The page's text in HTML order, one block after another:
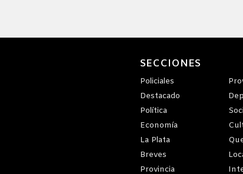
SECCIONES
Policiales
Destacado
Política
Economía
La Plata
Breves
Provincia